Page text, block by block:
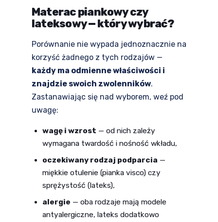
Materac piankowy czy
lateksowy — który wybrać?
Porównanie nie wypada jednoznacznie na
korzyść żadnego z tych rodzajów —
każdy ma odmienne właściwości i
znajdzie swoich zwolenników.
Zastanawiając się nad wyborem, weź pod
uwagę:
wagę i wzrost — od nich zależy
wymagana twardość i nośność wkładu,
oczekiwany rodzaj podparcia —
miękkie otulenie (pianka visco) czy
sprężystość (lateks),
alergie — oba rodzaje mają modele
antyalergiczne, lateks dodatkowo